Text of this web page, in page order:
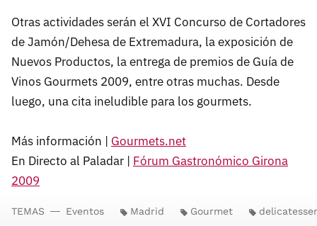
Otras actividades serán el XVI Concurso de Cortadores
de Jamón/Dehesa de Extremadura, la exposición de
Nuevos Productos, la entrega de premios de Guía de
Vinos Gourmets 2009, entre otras muchas. Desde
luego, una cita ineludible para los gourmets.
Más información | Gourmets.net
En Directo al Paladar | Fórum Gastronómico Girona
2009
TEMAS Eventos Madrid Gourmet